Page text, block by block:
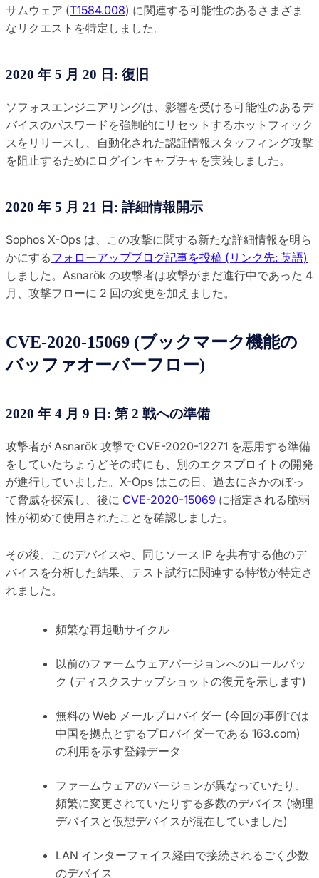
サムウェア (T1584.008) に関連する可能性のあるさまざま
なリクエストを特定しました。
2020 年 5 月 20 日: 復旧
ソフォスエンジニアリングは、影響を受ける可能性のあるデ
バイスのパスワードを強制的にリセットするホットフィック
スをリリースし、自動化された認証情報スタッフィング攻撃
を阻止するためにログインキャプチャを実装しました。
2020 年 5 月 21 日: 詳細情報開示
Sophos X-Ops は、この攻撃に関する新たな詳細情報を明ら
かにするフォローアップブログ記事を投稿 (リンク先: 英語)
しました。Asnarök の攻撃者は攻撃がまだ進行中であった 4
月、攻撃フローに 2 回の変更を加えました。
CVE-2020-15069 (ブックマーク機能の
バッファオーバーフロー)
2020 年 4 月 9 日: 第 2 戦への準備
攻撃者が Asnarök 攻撃で CVE-2020-12271 を悪用する準備
をしていたちょうどその時にも、別のエクスプロイトの開発
が進行していました。X-Ops はこの日、過去にさかのぼっ
て脅威を探索し、後に CVE-2020-15069 に指定される脆弱
性が初めて使用されたことを確認しました。
その後、このデバイスや、同じソース IP を共有する他のデ
バイスを分析した結果、テスト試行に関連する特徴が特定さ
れました。
頻繁な再起動サイクル
以前のファームウェアバージョンへのロールバッ
ク (ディスクスナップショットの復元を示します)
無料の Web メールプロバイダー (今回の事例では
中国を拠点とするプロバイダーである 163.com)
の利用を示す登録データ
ファームウェアのバージョンが異なっていたり、
頻繁に変更されていたりする多数のデバイス (物理
デバイスと仮想デバイスが混在していました)
LAN インターフェイス経由で接続されるごく少数
のデバイス